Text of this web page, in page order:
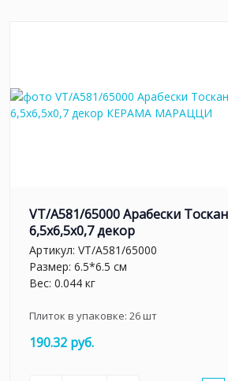
VT/A581/65000 Арабески
6,5x6,5x0,7 декор
Артикул: VT/A581/65000
Размер: 6.5*6.5 см
Вес: 0.044 кг
Плиток в упаковке: 26шт
190.32 руб.